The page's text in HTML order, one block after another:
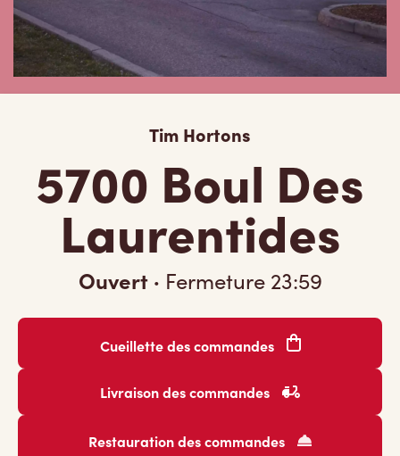
Tim Hortons
5700 Boul Des
Laurentides
Ouvert · Fermeture 23:59
Cueillette des commandes
Livraison des commandes
Restauration des commandes